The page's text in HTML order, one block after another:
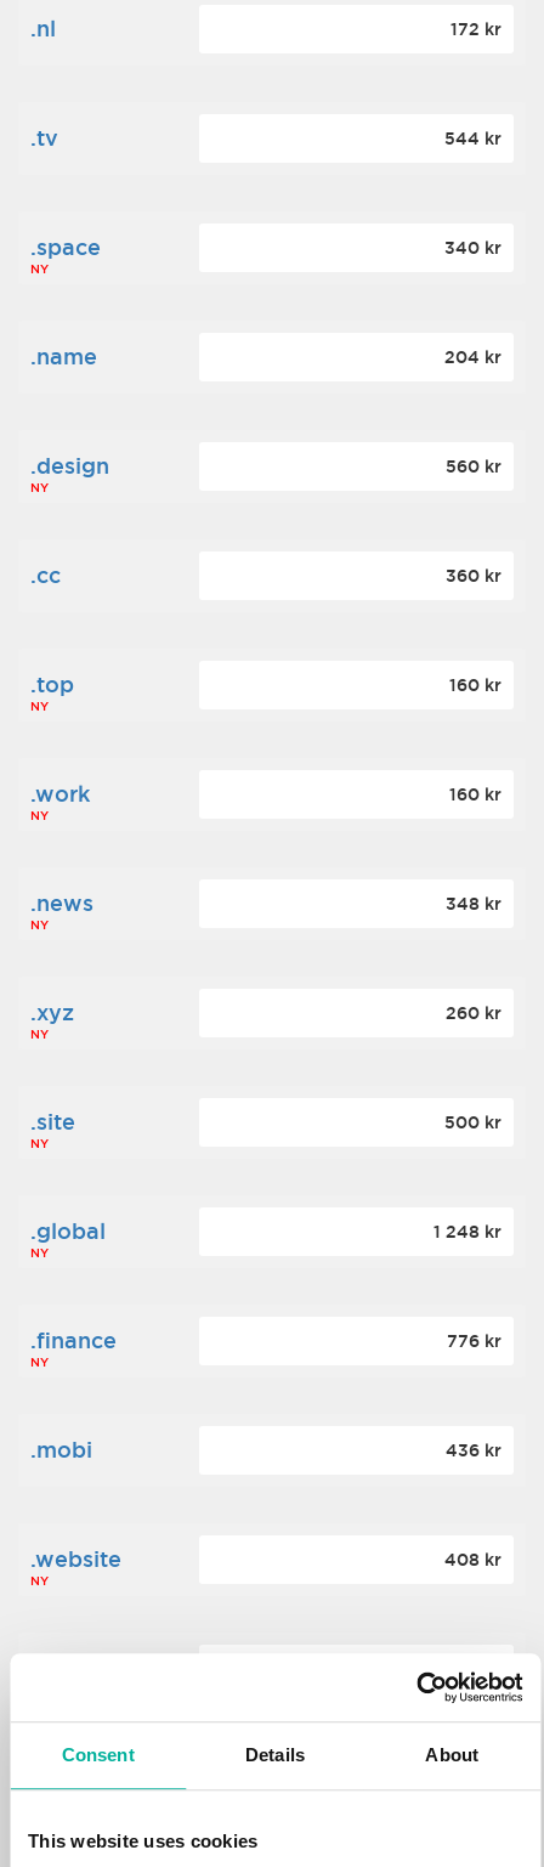
Consent Details About
This website uses cookies
.nl 172 kr
.tv 544 kr
.space
NY
340 kr
.name 204 kr
.design
NY
560 kr
.cc 360 kr
.top
NY
160 kr
.work
NY
160 kr
.news
NY
348 kr
.xyz
NY
260 kr
.site
NY
500 kr
.global
NY
1 248 kr
.finance
NY
776 kr
.mobi 436 kr
.website
NY
408 kr
472 kr